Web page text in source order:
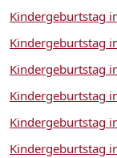
Kindergeburtstag
Kindergeburtstag
Kindergeburtstag
Kindergeburtstag
Kindergeburtstag
Kindergeburtstag